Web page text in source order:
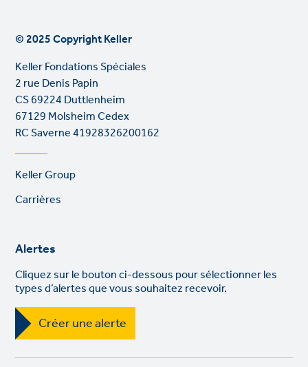
© 2025 Copyright Keller
Keller Fondations Spéciales
2 rue Denis Papin
CS 69224 Duttlenheim
67129 Molsheim Cedex
RC Saverne 41928326200162
Footer
Keller Group
Carrières
Alertes
Cliquez sur le bouton ci-dessous pour sélectionner les
types d’alertes que vous souhaitez recevoir.
Créer une alerte